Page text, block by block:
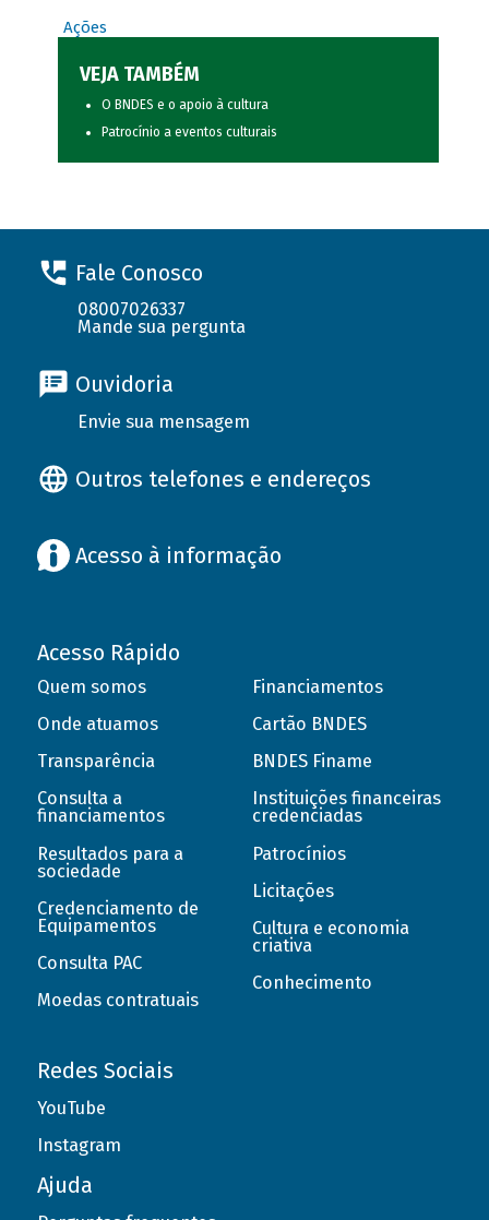
Ações
VEJA TAMBÉM
O BNDES e o apoio à cultura
Patrocínio a eventos culturais
Fale Conosco
08007026337
Mande sua pergunta
Ouvidoria
Envie sua mensagem
Outros telefones e endereços
Acesso à informação
Acesso Rápido
Quem somos
Onde atuamos
Transparência
Consulta a
financiamentos
Resultados para a
sociedade
Credenciamento de
Equipamentos
Consulta PAC
Moedas contratuais
Financiamentos
Cartão BNDES
BNDES Finame
Instituições financeiras
credenciadas
Patrocínios
Licitações
Cultura e economia
criativa
Conhecimento
Redes Sociais
YouTube
Instagram
Ajuda